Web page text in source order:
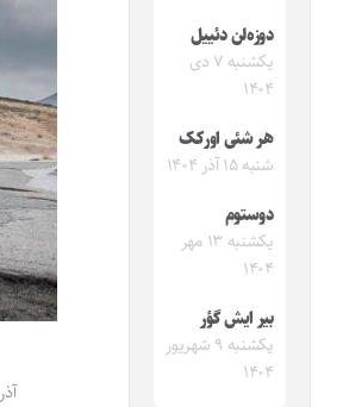
دوزه‌لن دئییل
یکشنبه ۷ دی
۱۴۰۴
هر شئی اورکک
شنبه ۱۵ آذر ۱۴۰۴
دوستوم
یکشنبه ۱۳ مهر
۱۴۰۴
بیر ایش گؤر
یکشنبه ۹ شهریور
۱۴۰۴